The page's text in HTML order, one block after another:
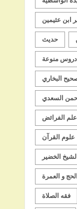
ابن عثيمين
حديث
دروس منوعة
البخاري
السعدي
علم الفرائض
علوم القرآن
الخضير
و العمرة
فقه الصلاة